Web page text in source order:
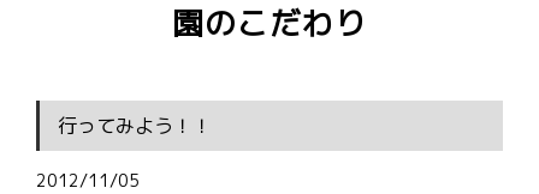
園のこだわり
行ってみよう！！
2012/11/05